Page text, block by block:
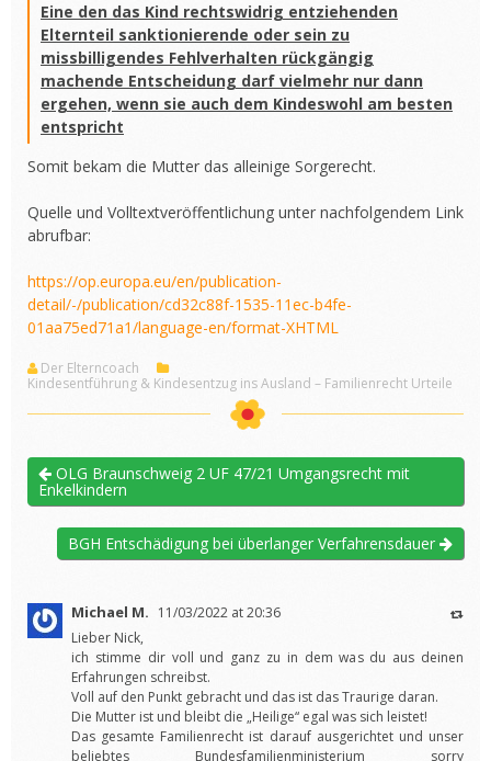
Eine den das Kind rechtswidrig entziehenden
Elternteil sanktionierende oder sein zu
missbilligendes Fehlverhalten rückgängig
machende Entscheidung darf vielmehr nur dann
ergehen, wenn sie auch dem Kindeswohl am besten
entspricht
Somit bekam die Mutter das alleinige Sorgerecht.
Quelle und Volltextveröffentlichung unter nachfolgendem Link
abrufbar:
https://op.europa.eu/en/publication-
detail/-/publication/cd32c88f-1535-11ec-b4fe-
01aa75ed71a1/language-en/format-XHTML
Der Elterncoach
Kindesentführung & Kindesentzug ins Ausland – Familienrecht Urteile
OLG Braunschweig 2 UF 47/21 Umgangsrecht mit
Enkelkindern
BGH Entschädigung bei überlanger Verfahrensdauer
Michael M. 11/03/2022 at 20:36
Lieber Nick,
ich stimme dir voll und ganz zu in dem was du aus deinen
Erfahrungen schreibst.
Voll auf den Punkt gebracht und das ist das Traurige daran.
Die Mutter ist und bleibt die „Heilige“ egal was sich leistet!
Das gesamte Familienrecht ist darauf ausgerichtet und unser
beliebtes Bundesfamilienministerium sorry